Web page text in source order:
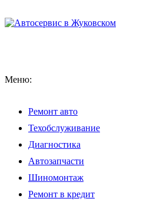
Меню:
Ремонт авто
Техобслуживание
Диагностика
Автозапчасти
Шиномонтаж
Ремонт в кредит